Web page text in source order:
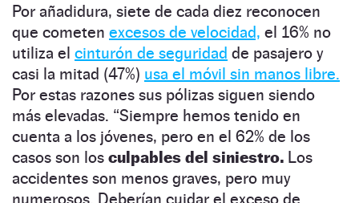
Por añadidura, siete de cada diez reconocen
que cometen excesos de velocidad, el 16% no
utiliza el cinturón de seguridad de pasajero y
casi la mitad (47%) usa el móvil sin manos libre.
Por estas razones sus pólizas siguen siendo
más elevadas. “Siempre hemos tenido en
cuenta a los jóvenes, pero en el 62% de los
casos son los culpables del siniestro. Los
accidentes son menos graves, pero muy
numerosos. Deberían cuidar el exceso de